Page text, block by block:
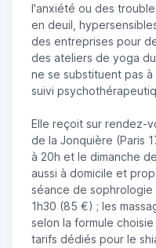
l'anxiété ou des
en deuil,
des entreprises pour
des ateliers de yoga
ne se substituent pas
suivi
Elle reçoit sur rendez-
de la Jonquière (Paris
à 20h et le dimanche
aussi à domicile et
séance de
1h30 (85 €) ; les
selon la formule
tarifs dédiés pour le